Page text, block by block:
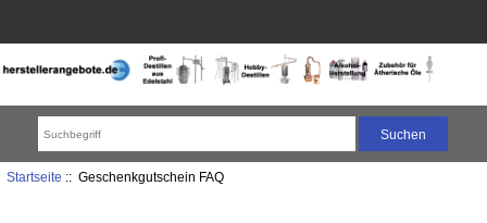
Startseite :: Geschenkgutschein FAQ